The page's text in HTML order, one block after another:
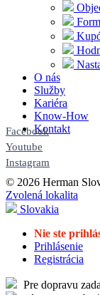
O nás
Služby
Kariéra
Know-How
Kontakt
Facebook
Youtube
Instagram
© 2026 Herman
Zvolená lokalita
Slovakia
Nie ste
Prihlásenie
Registrácia
Pre dopravu